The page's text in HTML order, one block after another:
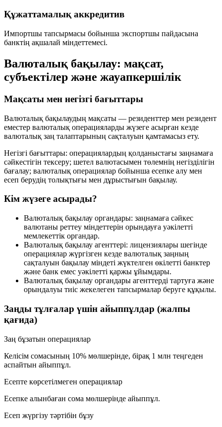
Құжаттамалық аккредитив
Импортшы тапсырмасы бойынша экспортшы пайдасына
банктің ақшалай міндеттемесі.
Валюталық бақылау: мақсат,
субъектілер және жауапкершілік
Мақсаты мен негізгі бағыттары
Валюталық бақылаудың мақсаты — резиденттер мен резидент
еместер валюталық операцияларды жүзеге асырған кезде
валюталық заң талаптарының сақталуын қамтамасыз ету.
Негізгі бағыттары: операциялардың қолданыстағы заңнамаға
сәйкестігін тексеру; шетел валютасымен төлемнің негізділігін
бағалау; валюталық операциялар бойынша есепке алу мен
есеп берудің толықтығы мен дұрыстығын бақылау.
Кім жүзеге асырады?
Валюталық бақылау органдары: заңнамаға сәйкес
валютаны реттеу міндеттерін орындауға уәкілетті
мемлекеттік органдар.
Валюталық бақылау агенттері: лицензиялары шегінде
операциялар жүргізген кезде валюталық заңның
сақталуын бақылау міндеті жүктелген өкілетті банктер
және банк емес уәкілетті қаржы ұйымдары.
Валюталық бақылау органдары агенттерді тартуға және
орындалуы тиіс жекелеген тапсырмалар беруге құқылы.
Заңды тұлғалар үшін айыппұлдар (жалпы
қағида)
Заң бұзатын операциялар
Келісім сомасының 10% мөлшерінде, бірақ 1 млн теңгеден
аспайтын айыппұл.
Есепте көрсетілмеген операциялар
Есепке алынбаған сома мөлшерінде айыппұл.
Есеп жүргізу тәртібін бұзу